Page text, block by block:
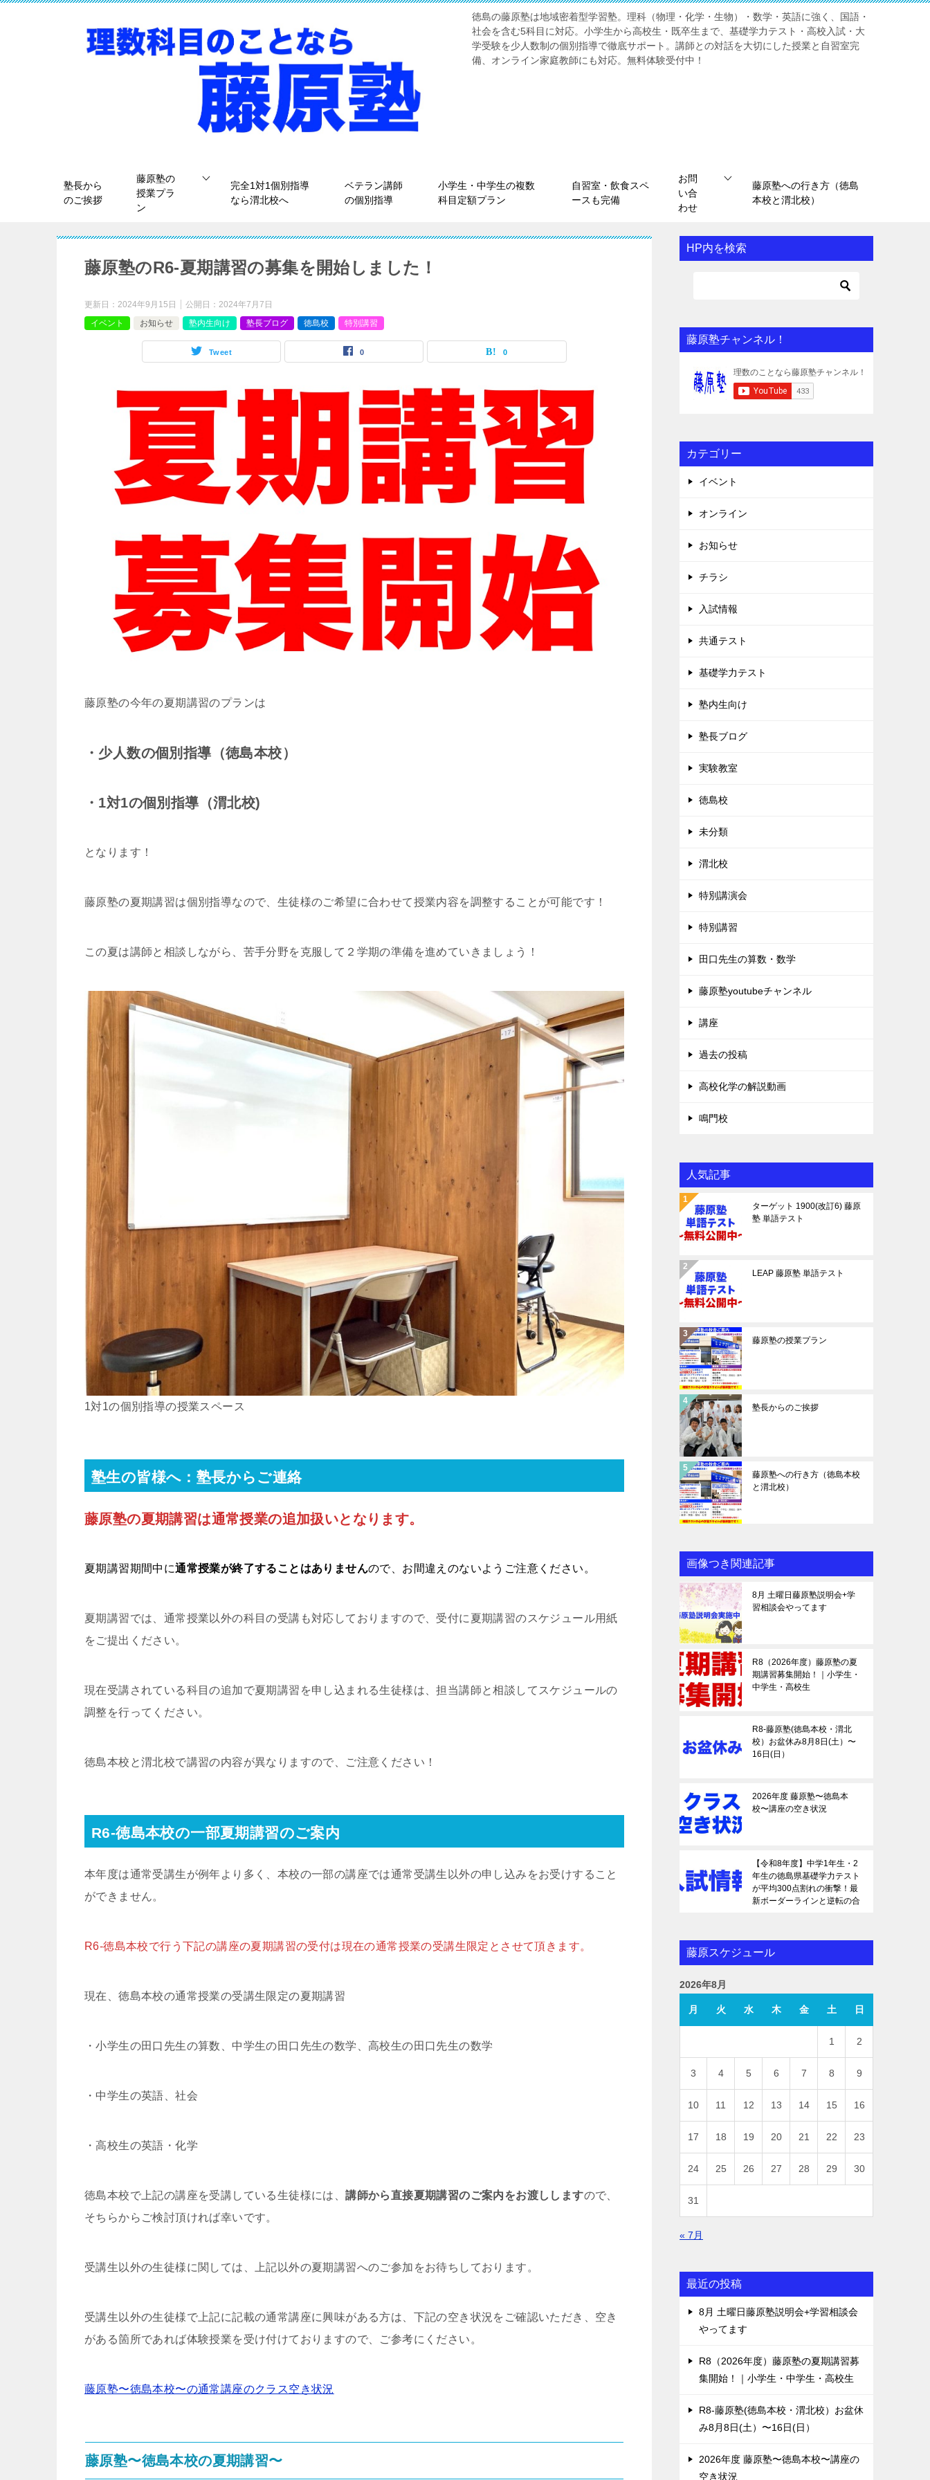
徳島の藤原塾は地域密着型学習塾。理科（物理・化学・生物）・数学・英語に強く、国語・
社会を含む5科目に対応。小学生から高校生・既卒生まで、基礎学力テスト・高校入試・大
学受験を少人数制の個別指導で徹底サポート。講師との対話を大切にした授業と自習室完
備、オンライン家庭教師にも対応。無料体験受付中！
塾長から
のご挨拶
藤原塾の
授業プラ
ン
完全1対1個別指導
なら渭北校へ
ベテラン講師
の個別指導
小学生・中学生の複数
科目定額プラン
自習室・飲食スペ
ースも完備
お問
い合
わせ
藤原塾への行き方（徳島
本校と渭北校）
藤原塾のR6-夏期講習の募集を開始しました！
更新日： 2024年9月15日 公開日： 2024年7月7日
イベント
お知らせ 塾内生向け 塾長ブログ 徳島校 特別講習
Tweet 0 0
藤原塾の今年の夏期講習のプランは
・少人数の個別指導（徳島本校）
・1対1の個別指導（渭北校)
となります！
藤原塾の夏期講習は個別指導なので、生徒様のご希望に合わせて授業内容を調整することが可能です！
この夏は講師と相談しながら、苦手分野を克服して２学期の準備を進めていきましょう！
1対1の個別指導の授業スペース
塾生の皆様へ：塾長からご連絡
藤原塾の夏期講習は通常授業の追加扱いとなります。
夏期講習期間中に通常授業が終了することはありませんので、お間違えのないようご注意ください。
夏期講習では、通常授業以外の科目の受講も対応しておりますので、受付に夏期講習のスケジュール用紙
をご提出ください。
現在受講されている科目の追加で夏期講習を申し込まれる生徒様は、担当講師と相談してスケジュールの
調整を行ってください。
徳島本校と渭北校で講習の内容が異なりますので、ご注意ください！
R6-徳島本校の一部夏期講習のご案内
本年度は通常受講生が例年より多く、本校の一部の講座では通常受講生以外の申し込みをお受けすること
ができません。
R6-徳島本校で行う下記の講座の夏期講習の受付は現在の通常授業の受講生限定とさせて頂きます。
現在、徳島本校の通常授業の受講生限定の夏期講習
・小学生の田口先生の算数、中学生の田口先生の数学、高校生の田口先生の数学
・中学生の英語、社会
・高校生の英語・化学
徳島本校で上記の講座を受講している生徒様には、講師から直接夏期講習のご案内をお渡ししますので、
そちらからご検討頂ければ幸いです。
受講生以外の生徒様に関しては、上記以外の夏期講習へのご参加をお待ちしております。
受講生以外の生徒様で上記に記載の通常講座に興味がある方は、下記の空き状況をご確認いただき、空き
がある箇所であれば体験授業を受け付けておりますので、ご参考にください。
藤原塾〜徳島本校〜の通常講座のクラス空き状況
藤原塾〜徳島本校の夏期講習〜
HP内を検索
藤原塾チャンネル！
カテゴリー
イベント
オンライン
お知らせ
チラシ
入試情報
共通テスト
基礎学力テスト
塾内生向け
塾長ブログ
実験教室
徳島校
未分類
渭北校
特別講演会
特別講習
田口先生の算数・数学
藤原塾youtubeチャンネル
講座
過去の投稿
高校化学の解説動画
鳴門校
人気記事
ターゲット 1900(改訂6) 藤原
塾 単語テスト
LEAP 藤原塾 単語テスト
藤原塾の授業プラン
塾長からのご挨拶
藤原塾への行き方（徳島本校
と渭北校）
画像つき関連記事
8月 土曜日藤原塾説明会+学
習相談会やってます
R8（2026年度）藤原塾の夏
期講習募集開始！｜小学生・
中学生・高校生
R8-藤原塾(徳島本校・渭北
校）お盆休み8月8日(土）〜
16日(日）
2026年度 藤原塾〜徳島本
校〜講座の空き状況
【令和8年度】中学1年生・2
年生の徳島県基礎学力テスト
が平均300点割れの衝撃！最
新ボーダーラインと逆転の合
藤原スケジュール
2026年8月
月 火 水 木 金 土 日
1 2
3 4 5 6 7 8 9
10 11 12 13 14 15 16
17 18 19 20 21 22 23
24 25 26 27 28 29 30
31
« 7月
最近の投稿
8月 土曜日藤原塾説明会+学習相談会
やってます
R8（2026年度）藤原塾の夏期講習募
集開始！｜小学生・中学生・高校生
R8-藤原塾(徳島本校・渭北校）お盆休
み8月8日(土）〜16日(日）
2026年度 藤原塾〜徳島本校〜講座の
空き状況